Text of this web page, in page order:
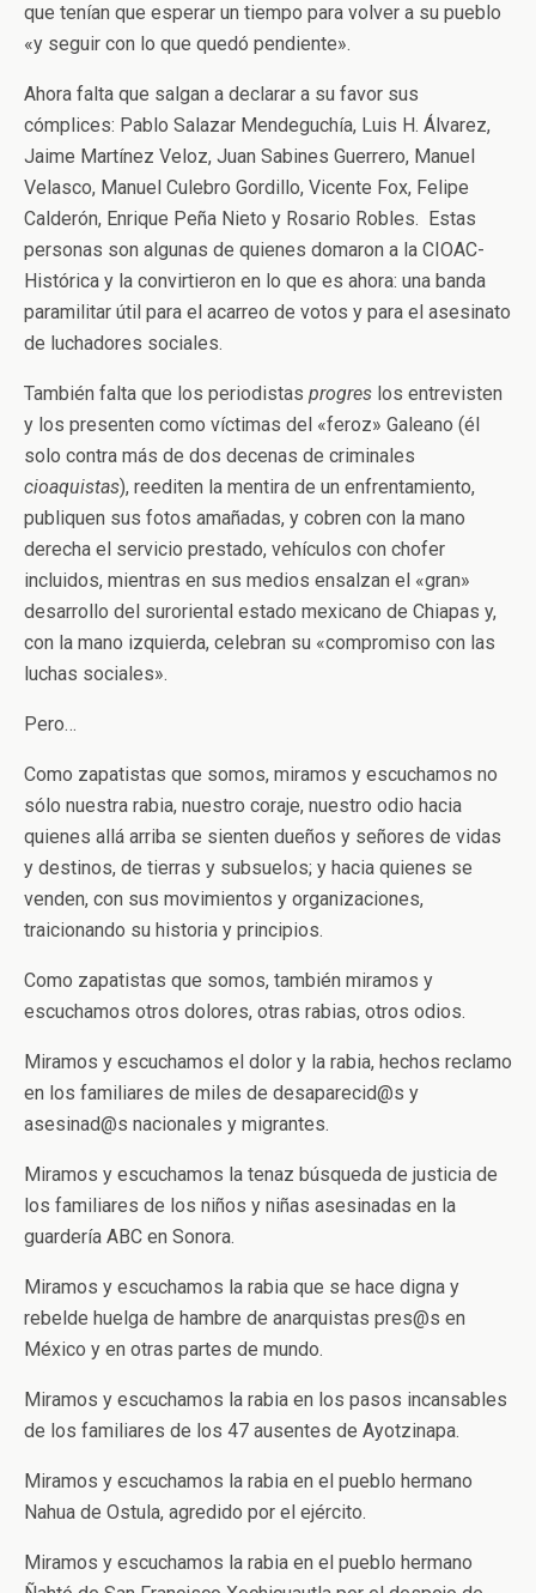
que tenían que esperar un tiempo para volver a su pueblo
«y seguir con lo que quedó pendiente».
Ahora falta que salgan a declarar a su favor sus
cómplices: Pablo Salazar Mendeguchía, Luis H. Álvarez,
Jaime Martínez Veloz, Juan Sabines Guerrero, Manuel
Velasco, Manuel Culebro Gordillo, Vicente Fox, Felipe
Calderón, Enrique Peña Nieto y Rosario Robles. Estas
personas son algunas de quienes domaron a la CIOAC-
Histórica y la convirtieron en lo que es ahora: una banda
paramilitar útil para el acarreo de votos y para el asesinato
de luchadores sociales.
También falta que los periodistas progres los entrevisten
y los presenten como víctimas del «feroz» Galeano (él
solo contra más de dos decenas de criminales
cioaquistas), reediten la mentira de un enfrentamiento,
publiquen sus fotos amañadas, y cobren con la mano
derecha el servicio prestado, vehículos con chofer
incluidos, mientras en sus medios ensalzan el «gran»
desarrollo del suroriental estado mexicano de Chiapas y,
con la mano izquierda, celebran su «compromiso con las
luchas sociales».
Pero…
Como zapatistas que somos, miramos y escuchamos no
sólo nuestra rabia, nuestro coraje, nuestro odio hacia
quienes allá arriba se sienten dueños y señores de vidas
y destinos, de tierras y subsuelos; y hacia quienes se
venden, con sus movimientos y organizaciones,
traicionando su historia y principios.
Como zapatistas que somos, también miramos y
escuchamos otros dolores, otras rabias, otros odios.
Miramos y escuchamos el dolor y la rabia, hechos reclamo
en los familiares de miles de desaparecid@s y
asesinad@s nacionales y migrantes.
Miramos y escuchamos la tenaz búsqueda de justicia de
los familiares de los niños y niñas asesinadas en la
guardería ABC en Sonora.
Miramos y escuchamos la rabia que se hace digna y
rebelde huelga de hambre de anarquistas pres@s en
México y en otras partes de mundo.
Miramos y escuchamos la rabia en los pasos incansables
de los familiares de los 47 ausentes de Ayotzinapa.
Miramos y escuchamos la rabia en el pueblo hermano
Nahua de Ostula, agredido por el ejército.
Miramos y escuchamos la rabia en el pueblo hermano